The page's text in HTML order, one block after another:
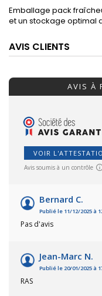
Emballage pack
et un stockage optimal
AVIS CLIENTS
AVIS À
VOIR
Avis soumis à un contrôle
Bernard C.
Publié le 11/12/2025 à
Pas d'avis
Jean-Marc N.
Publié le 20/01/2025 à
RAS